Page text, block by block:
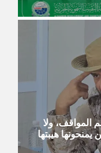
المواقف، ولا
هيبتها